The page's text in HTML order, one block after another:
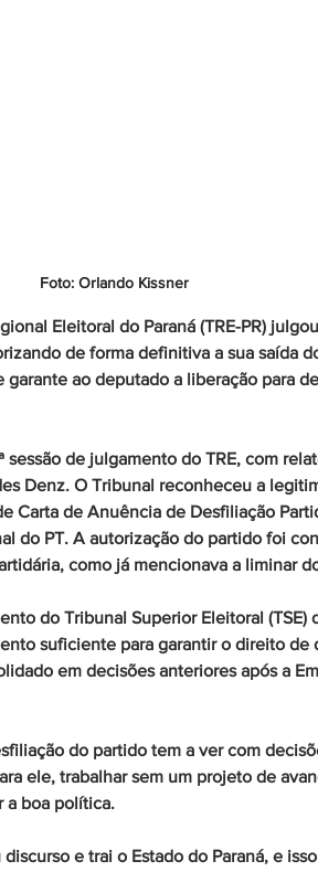
Foto: Orlando Kissner
Eleitoral do Paraná (TRE-PR)
de forma definitiva a sua saída
garante ao deputado a liberação para
de julgamento do TRE, com
Denz. O Tribunal reconheceu a
Carta de Anuência de Desfiliação
do PT. A autorização do partido foi
como já mencionava a liminar
do Tribunal Superior Eleitoral (TSE)
suficiente para garantir o direito de
em decisões anteriores após a
do partido tem a ver com
ele, trabalhar sem um projeto de
a boa política.
e trai o Estado do Paraná, e